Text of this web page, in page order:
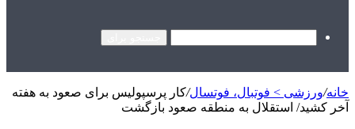
خانه/ورزشی > فوتبال، فوتسال/کار پرسپولیس برای صعود به هفته
آخر کشید/ استقلال به منطقه صعود بازگشت